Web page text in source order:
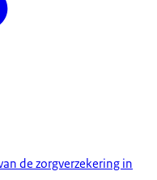
de zorgverzekering in